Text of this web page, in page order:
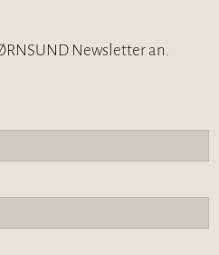
Newsletter an.